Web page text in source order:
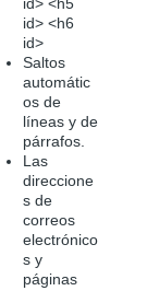
id> <h6
id>
Saltos
automátic
os de
líneas y de
párrafos.
Las
direccione
s de
correos
electrónico
s y
páginas